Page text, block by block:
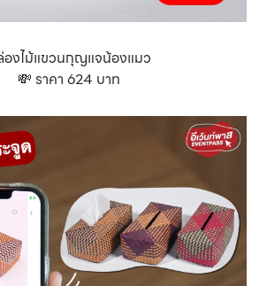
องไม้แขวนกุญแจน้องแมว
💸 ราคา 624 บาท